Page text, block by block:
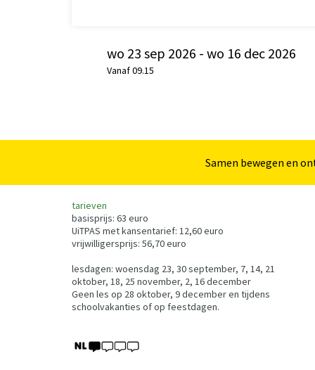
wo 23 sep 2026 - wo 16 dec 2026
Vanaf 09.15
Samen bewegen en
tarieven
basisprijs: 63 euro
UiTPAS met kansentarief: 12,60 euro
vrijwilligersprijs: 56,70 euro
lesdagen: woensdag 23, 30 september, 7, 14, 21
oktober, 18, 25 november, 2, 16 december
Geen les op 28 oktober, 9 december en tijdens
schoolvakanties of op feestdagen.